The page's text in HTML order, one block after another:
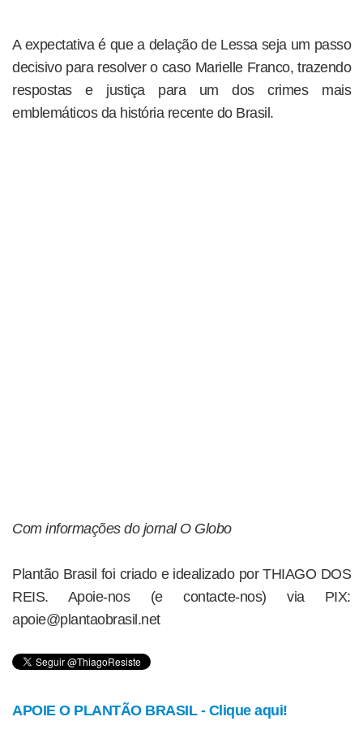
A expectativa é que a delação de Lessa seja um passo
decisivo para resolver o caso Marielle Franco, trazendo
respostas e justiça para um dos crimes mais
emblemáticos da história recente do Brasil.
Com informações do jornal O Globo
Plantão Brasil foi criado e idealizado por THIAGO DOS
REIS. Apoie-nos (e contacte-nos) via PIX:
apoie@plantaobrasil.net
APOIE O PLANTÃO BRASIL - Clique aqui!